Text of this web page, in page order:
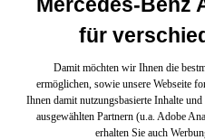
für
Damit möchten wir Ihnen die
ermöglichen, sowie unsere Webseite
Ihnen damit nutzungsbasierte Inhalte
ausgewählten Partnern (u.a. Adobe
erhalten Sie auch